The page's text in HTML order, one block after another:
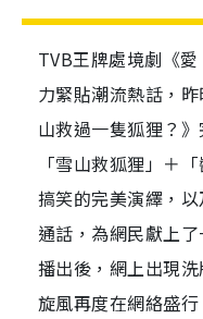
TVB王牌處境劇《
力緊貼潮流熱話，
山救過一隻狐狸？
「雪山救狐狸」＋
搞笑的完美演繹，
通話，為網民獻上
播出後，網上出現
旋風再度在網絡盛行